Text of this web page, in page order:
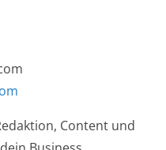
Content und